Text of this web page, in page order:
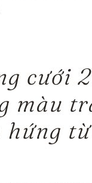
cưới
màu
hứng